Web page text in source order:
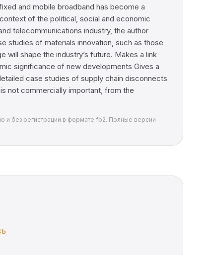
and mobile broadband has become a
of the political, social and economic
telecommunications industry, the author
studies of materials innovation, such as those
shape the industry’s future. Makes a link
significance of new developments Gives a
case studies of supply chain disconnects
not commercially important, from the
и без регистрации в формате fb2. Полные версии